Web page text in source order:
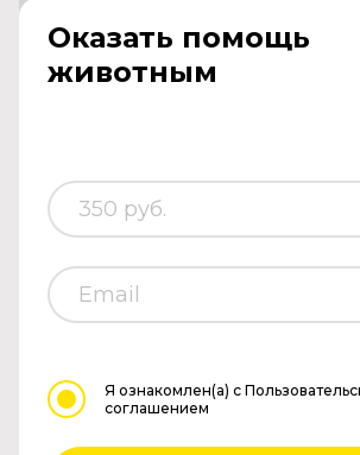
Оказать помощь
животным
Я ознакомлен(а) с
соглашением